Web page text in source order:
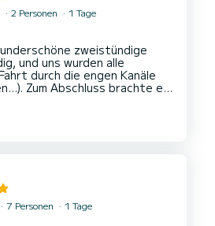
2 Personen 1 Tage
zweistündige
und uns wurden alle
durch die engen Kanäle
Zum Abschluss brachte er
7 Personen 1 Tage